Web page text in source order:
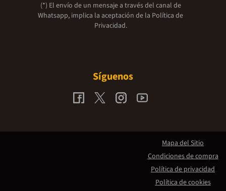
(*) El envío de un mensaje a través del canal de
Whatsapp, implica la aceptación de la Política de
Privacidad.
Síguenos
Mapa del Sitio
Condiciones de compra
Política de privacidad
Política de cookies